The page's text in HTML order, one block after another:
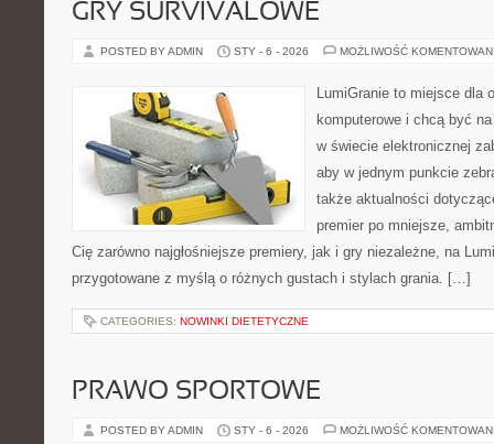
GRY SURVIVALOWE
POSTED BY ADMIN STY - 6 - 2026 MOŻLIWOŚĆ
LumiGranie to miejsce dla
komputerowe i chcą być
w świecie elektronicznej
aby w jednym punkcie
także aktualności
premier po mniejsze,
Cię zarówno najgłośniejsze premiery, jak i gry niezależne, na
przygotowane z myślą o różnych gustach i stylach grania. […]
CATEGORIES: NOWINKI DIETETYCZNE
PRAWO SPORTOWE
POSTED BY ADMIN STY - 6 - 2026 MOŻLIWOŚĆ